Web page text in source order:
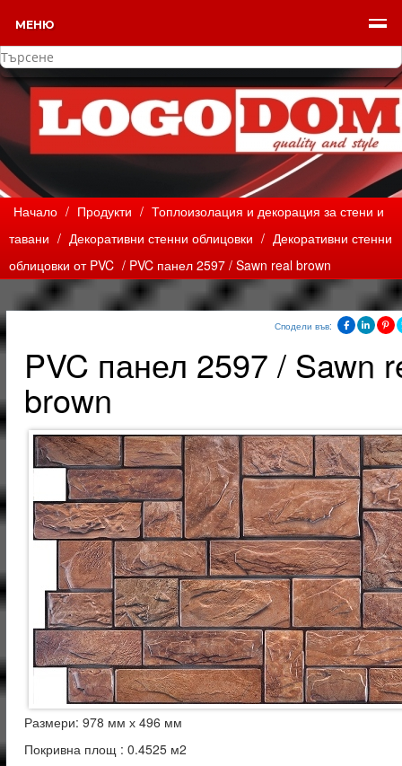
МЕНЮ
Начало / Продукти / Топлоизолация и декорация за стени и
тавани / Декоративни стенни облицовки / Декоративни стенни
облицовки от PVC / PVC панел 2597 / Sawn real brown
Сподели във:
PVC панел 2597 / Sawn
brown
Размери: 978 мм х 496 мм
Покривна площ : 0.4525 м2